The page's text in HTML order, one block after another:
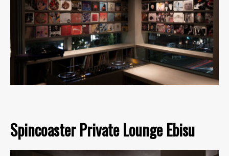
Spincoaster Private Lounge Ebisu